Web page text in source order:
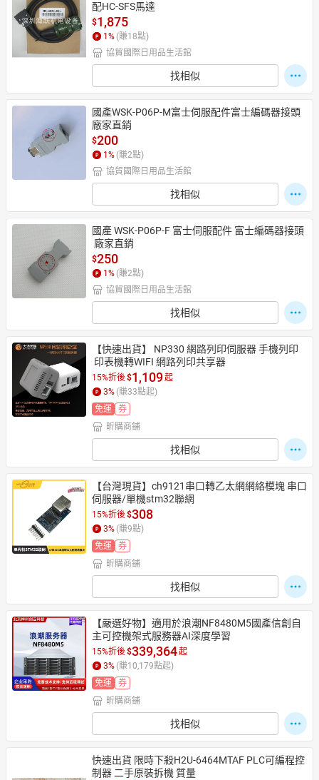
配HC-SFS馬達
$1,875
1 % (賺18點)
協貿國際日用品生活館
找相似
國產WSK-P06P-M富士伺服配件富士編碼器接頭
廠家直銷
$200
1 % (賺2點)
協貿國際日用品生活館
找相似
國產 WSK-P06P-F 富士伺服配件 富士編碼器接頭
廠家直銷
$250
1 % (賺2點)
協貿國際日用品生活館
找相似
【快速出貨】 NP330 網路列印伺服器 手機列印
印表機轉WIFI 網路列印共享器
15%折後$1,109起
3% (賺33點起)
免運
券
昕購商鋪
找相似
【台灣現貨】ch9121串口轉乙太網網絡模塊 串口
伺服器/單機stm32聯網
15%折後$308
3% (賺9點)
免運
券
昕購商鋪
找相似
【嚴選好物】適用於浪潮NF8480M5國產信創自
主可控機架式服務器AI深度學習
15%折後$339,364起
3% (賺10,179點起)
免運
券
昕購商鋪
找相似
快速出貨 限時下殺H2U-6464MTAF PLC可編程控
制器 二手原裝拆機 質量